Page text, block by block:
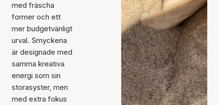
med fräscha
former och ett
mer budgetvänligt
urval. Smyckena
är designade med
samma kreativa
energi som sin
storasyster, men
med extra fokus